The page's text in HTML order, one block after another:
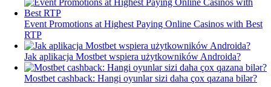
Event Promotions at Highest Paying Online Casinos with Best
RTP
Jak aplikacja Mostbet wspiera użytkowników Androida?
Mostbet cashback: Hangi oyunlar sizi daha çox qazana bilər?